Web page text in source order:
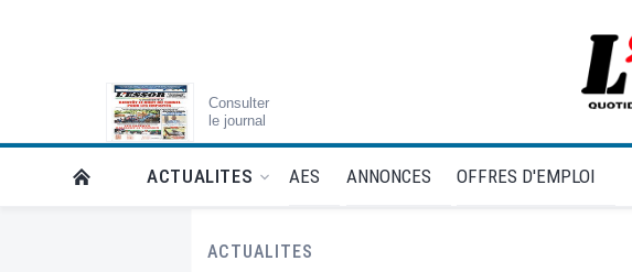
Consulter
le journal
RETOUR À LA PAGE D’ACCUEIL DE L'ESSOR
ACTUALITES AES ANNONCES OFFRES D'EMPLOI
ACTUALITES